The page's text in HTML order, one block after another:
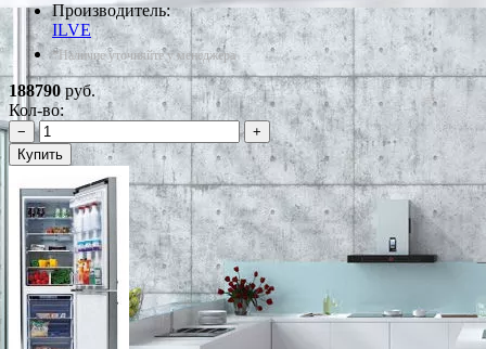
Производитель:
ILVE
*Наличие уточняйте у менеджера
188790руб.
Кол-во:
−
+
Купить